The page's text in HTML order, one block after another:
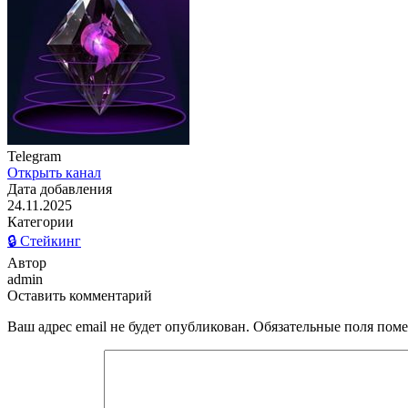
Telegram
Открыть канал
Дата добавления
24.11.2025
Категории
🔒 Стейкинг
Автор
admin
Оставить комментарий
Ваш адрес email не будет опубликован. Обязательные поля